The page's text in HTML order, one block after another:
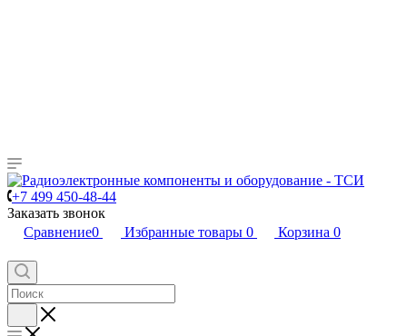
+7 499 450-48-44
Заказать звонок
Сравнение0 Избранные товары 0 Корзина 0